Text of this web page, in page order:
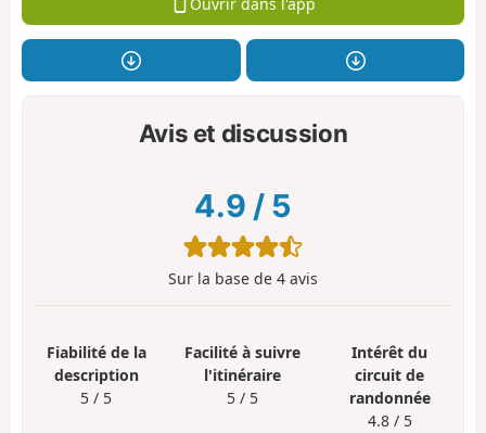
Avis et discussion
4.9 / 5
Sur la base de 4 avis
Fiabilité de la
description
5 / 5
Facilité à suivre
l'itinéraire
5 / 5
Intérêt du
circuit de
randonnée
4.8 / 5